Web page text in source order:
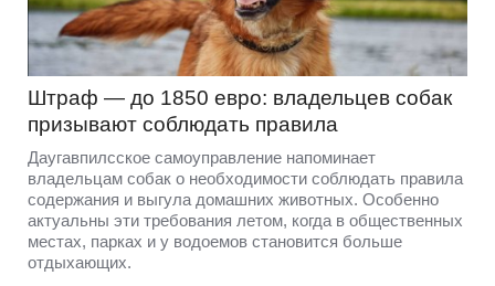
Штраф — до 1850 евро: владельцев собак
призывают соблюдать правила
Даугавпилсское самоуправление напоминает
владельцам собак о необходимости соблюдать правила
содержания и выгула домашних животных. Особенно
актуальны эти требования летом, когда в общественных
местах, парках и у водоемов становится больше
отдыхающих.